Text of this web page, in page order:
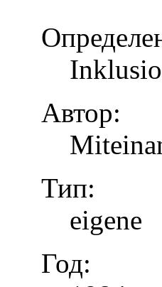
Автор:
Тип:
eigene
Год: